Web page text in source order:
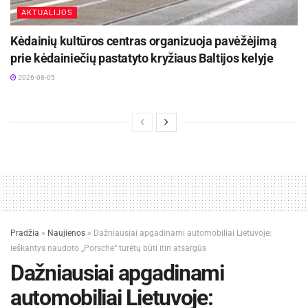
AKTUALIJOS
Kėdainių kultūros centras organizuoja pavėžėjimą
prie kėdainiečių pastatyto kryžiaus Baltijos kelyje
2026-08-05
Pradžia » Naujienos » Dažniausiai apgadinami automobiliai Lietuvoje:
ieškantys naudoto „Porsche“ turėtų būti itin atsargūs
Dažniausiai apgadinami
automobiliai Lietuvoje: